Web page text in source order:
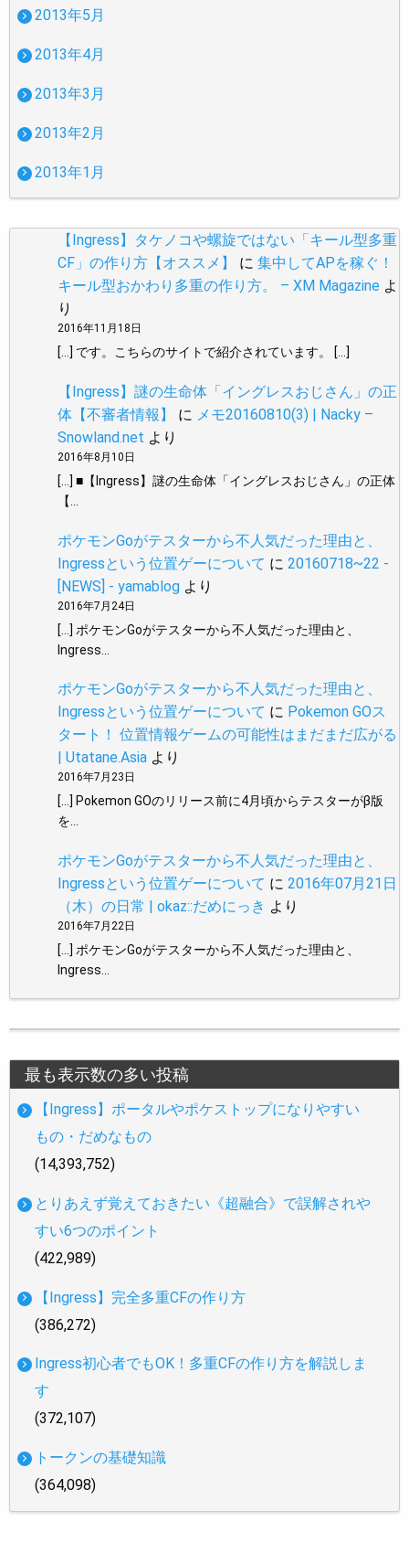
2013年5月
2013年4月
2013年3月
2013年2月
2013年1月
【Ingress】タケノコや螺旋ではない「キール型多重
CF」の作り方【オススメ】
に 集中してAPを稼ぐ！
キール型おかわり多重の作り方。 – XM Magazine よ
り
2016年11月18日
[…] です。こちらのサイトで紹介されています。 […]
【Ingress】謎の生命体「イングレスおじさん」の正
体【不審者情報】
に メモ20160810(3) | Nacky –
Snowland.net より
2016年8月10日
[…] ■【Ingress】謎の生命体「イングレスおじさん」の正体
【…
ポケモンGoがテスターから不人気だった理由と、
Ingressという位置ゲーについて に 20160718~22 -
[NEWS] - yamablog より
2016年7月24日
[…] ポケモンGoがテスターから不人気だった理由と、
Ingress…
ポケモンGoがテスターから不人気だった理由と、
Ingressという位置ゲーについて に Pokemon GOス
タート！ 位置情報ゲームの可能性はまだまだ広がる
| Utatane.Asia より
2016年7月23日
[…] Pokemon GOのリリース前に4月頃からテスターがβ版
を…
ポケモンGoがテスターから不人気だった理由と、
Ingressという位置ゲーについて に 2016年07月21日
（木）の日常 | okaz::だめにっき より
2016年7月22日
[…] ポケモンGoがテスターから不人気だった理由と、
Ingress…
最も表示数の多い投稿
【Ingress】ポータルやポケストップになりやすい
もの・だめなもの
(14,393,752)
とりあえず覚えておきたい《超融合》で誤解されや
すい6つのポイント
(422,989)
【Ingress】完全多重CFの作り方
(386,272)
Ingress初心者でもOK！多重CFの作り方を解説しま
す
(372,107)
トークンの基礎知識
(364,098)